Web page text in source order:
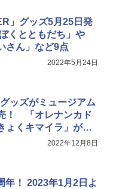
Marvel’s Spider-Man 2
PS5 マーベルス
ウジョウ]【MARVELC
go」 パール・ホワイト
リペイド番号 5000円|オ
ワイヤレスコン
ZCT2J)
One、Xbox Serie
度 H パターン シフター
限定】劇場版モノノ怪
る！スタジオ描き下ろ
付) [DVD]
」グッズ5月25日発
くとともだち」や
さん」など9点
2022年5月24日
ッズがミュージアム
！ 「オレナンカド
ょくキマイラ」が登
2022年12月8日
年！ 2023年1月2日よ